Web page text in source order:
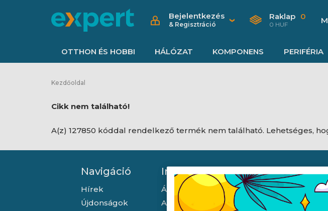
Bejelentkezés
& Regisztráció
Raklap 0
0 HUF
OTTHON ÉS HOBBI HÁLÓZAT KOMPONENS PERIFÉRIA
Kezdőoldal
Cikk nem található!
A(z) 127850 kóddal rendelkező termék nem található. Lehetséges,
Navigáció
Hírek
Újdonságok
Információ
Általános szerződési feltételek
Adatkezelési tájékoztató